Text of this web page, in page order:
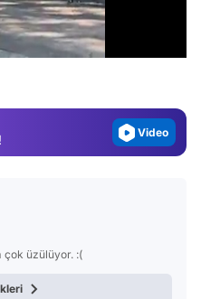
Video
çok üzülüyor. :(